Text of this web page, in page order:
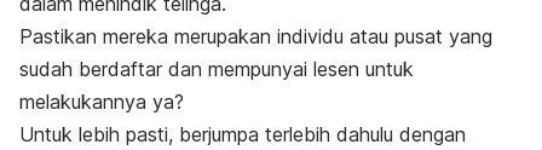
Pastikan mereka merupakan individu atau pusat yang
sudah berdaftar dan mempunyai lesen untuk
melakukannya ya?
Untuk lebih pasti, berjumpa terlebih dahulu dengan